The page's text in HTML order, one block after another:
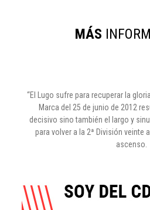
MÁS
“El Lugo sufre para recuperar la
Marca del 25 de junio de 2012
decisivo sino también el largo y
para volver a la 2ª División veinte
ascenso.